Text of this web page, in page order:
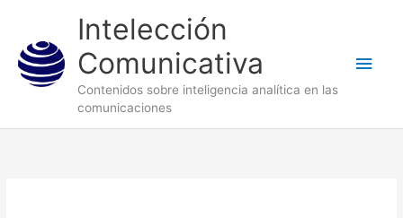
contenido
Intelección
Comunicativa
Contenidos sobre inteligencia analítica en las
comunicaciones